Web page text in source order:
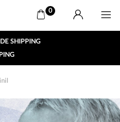
0
SHIPPING